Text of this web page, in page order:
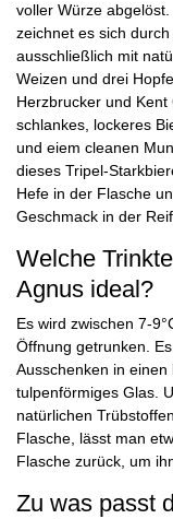
voller Würze
zeichnet es sich
ausschließlich mit
Weizen und drei
Herzbrucker und
schlankes, lockeres
und eiem cleanen
dieses Tripel-
Hefe in der Flasche
Geschmack in der
Welche
Agnus ideal?
Es wird zwischen 7-
Öffnung getrunken.
Ausschenken in
tulpenförmiges Glas.
natürlichen
Flasche, lässt man
Flasche zurück, um
Zu was passt